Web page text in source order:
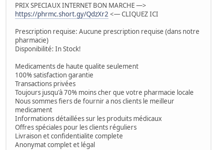
PRIX SPECIAUX INTERNET BON MARCHE —>
https://phrmc.short.gy/QdzXr2 <— CLIQUEZ ICI
Prescription requise: Aucune prescription requise (dans notre
pharmacie)
Disponibilité: In Stock!
Medicaments de haute qualite seulement
100% satisfaction garantie
Transactions privées
Toujours jusqu'à 70% moins cher que votre pharmacie locale
Nous sommes fiers de fournir a nos clients le meilleur
medicament
Informations détaillées sur les produits médicaux
Offres spéciales pour les clients réguliers
Livraison et confidentialite complete
Anonymat complet et légal